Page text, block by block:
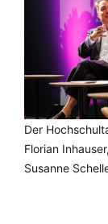
Der
Florian
Susanne